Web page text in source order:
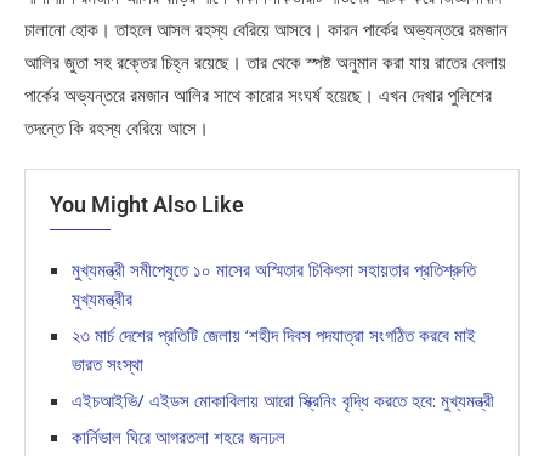
চালানো হোক। তাহলে আসল রহস্য বেরিয়ে আসবে। কারন পার্কের অভ্যন্তরে রমজান
আলির জুতা সহ রক্তের চিহ্ন রয়েছে। তার থেকে স্পষ্ট অনুমান করা যায় রাতের বেলায়
পার্কের অভ্যন্তরে রমজান আলির সাথে কারোর সংঘর্ষ হয়েছে। এখন দেখার পুলিশের
তদন্তে কি রহস্য বেরিয়ে আসে।
You Might Also Like
মুখ্যমন্ত্রী সমীপেষুতে ১০ মাসের অস্মিতার চিকিৎসা সহায়তার প্রতিশ্রুতি
মুখ্যমন্ত্রীর
২৩ মার্চ দেশের প্রতিটি জেলায় ‘শহীদ দিবস পদযাত্রা সংগঠিত করবে মাই
ভারত সংস্থা
এইচআইভি/ এইডস মোকাবিলায় আরো স্ক্রিনিং বৃদ্ধি করতে হবে: মুখ্যমন্ত্রী
কার্নিভাল ঘিরে আগরতলা শহরে জনঢল